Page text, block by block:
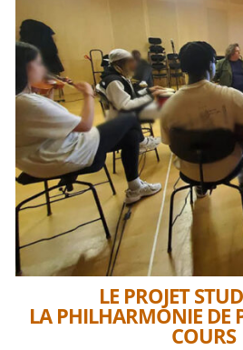
LE PROJET
LA PHILHARMONIE DE
COURS